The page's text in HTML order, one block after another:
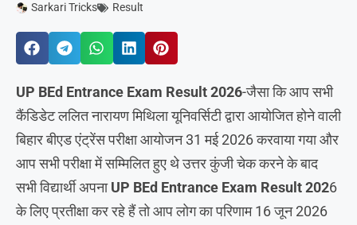
Sarkari Tricks Result
UP BEd Entrance Exam Result 2026-जैसा कि आप सभी
कैंडिडेट ललित नारायण मिथिला यूनिवर्सिटी द्वारा आयोजित होने वाली
बिहार बीएड एंट्रेंस परीक्षा आयोजन 31 मई 2026 करवाया गया और
आप सभी परीक्षा में सम्मिलित हुए थे उत्तर कुंजी चेक करने के बाद
सभी विद्यार्थी अपनाUP BEd Entrance Exam Result 2026
के लिए प्रतीक्षा कर रहे हैं तो आप लोग का परिणाम 16 जून 2026